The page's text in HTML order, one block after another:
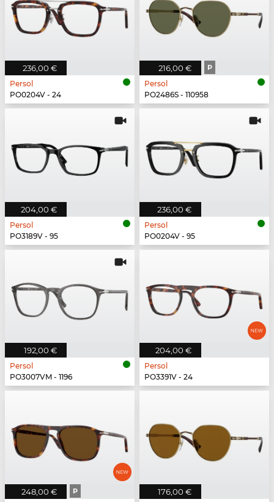
236,00 €
Persol
PO0204V - 24
216,00 € P
Persol
PO2486S - 110958
204,00 €
Persol
PO3189V - 95
236,00 €
Persol
PO0204V - 95
192,00 €
Persol
PO3007VM - 1196
204,00 €
Persol
PO3391V - 24
248,00 € P 176,00 €